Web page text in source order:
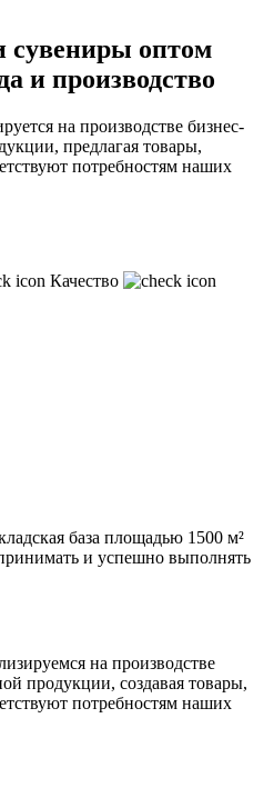
сувениры оптом
и производство
на производстве бизнес-
предлагая товары,
потребностям наших
Качество
база площадью 1500 м²
и успешно выполнять
на производстве
продукции, создавая товары,
потребностям наших